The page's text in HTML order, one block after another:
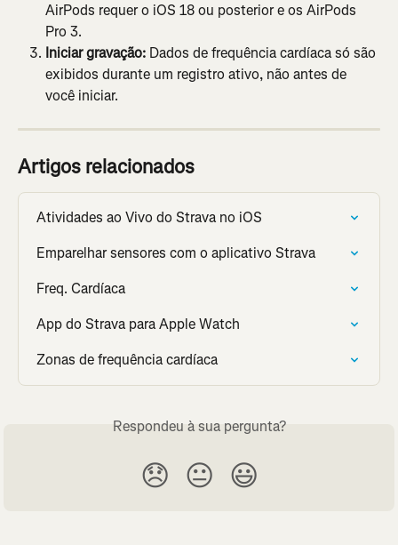
AirPods requer o iOS 18 ou posterior e os AirPods
Pro 3.
Iniciar gravação: Dados de frequência cardíaca só são
exibidos durante um registro ativo, não antes de
você iniciar.
Artigos relacionados
Atividades ao Vivo do Strava no iOS
Emparelhar sensores com o aplicativo Strava
Freq. Cardíaca
App do Strava para Apple Watch
Zonas de frequência cardíaca
Respondeu à sua pergunta?
😞 😐 😃